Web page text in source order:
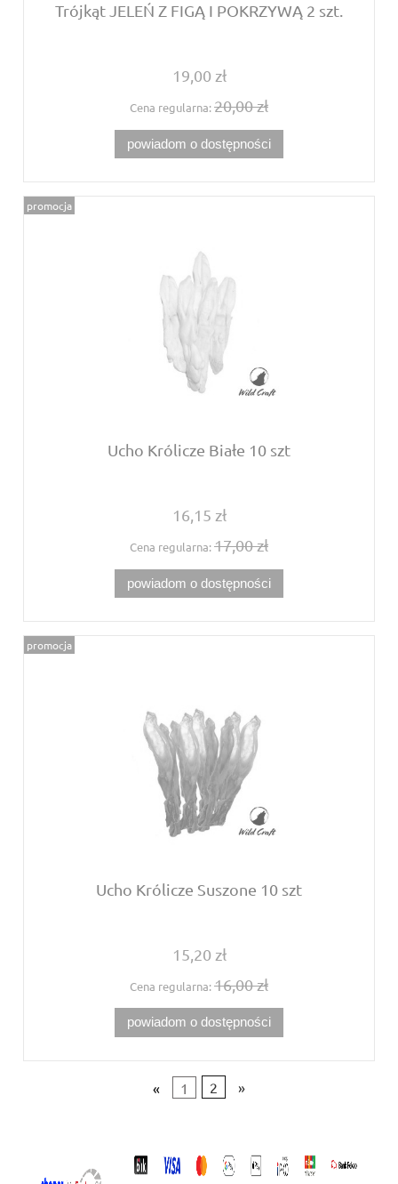
Trójkąt JELEŃ Z FIGĄ I POKRZYWĄ 2 szt.
19,00 zł
Cena regularna:20,00 zł
powiadom o dostępności
Ucho Królicze Białe 10 szt
16,15 zł
Cena regularna:17,00 zł
powiadom o dostępności
promocja
Ucho Królicze Suszone 10 szt
15,20 zł
Cena regularna:16,00 zł
powiadom o dostępności
promocja
« 1 2 »